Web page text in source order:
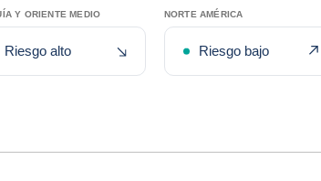
Y ORIENTE MEDIO
Riesgo alto Degradación reciente
NORTE AMÉRICA
Riesgo bajo